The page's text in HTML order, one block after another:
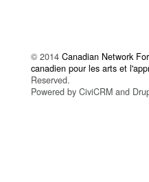
© 2014 Canadian Network
canadien pour les arts et
Reserved.
Powered by CiviCRM and